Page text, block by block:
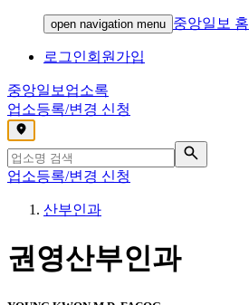
open navigation menu 중앙일보 홈
로그인회원가입
중앙일보 업소록
업소등록/변경 신청
,
업소등록/변경 신청
산부인과
권영산부인과